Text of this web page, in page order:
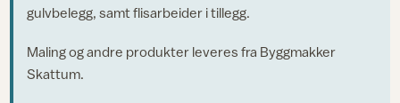
gulvbelegg, samt flisarbeider i tillegg.
Maling og andre produkter leveres fra Byggmakker
Skattum.